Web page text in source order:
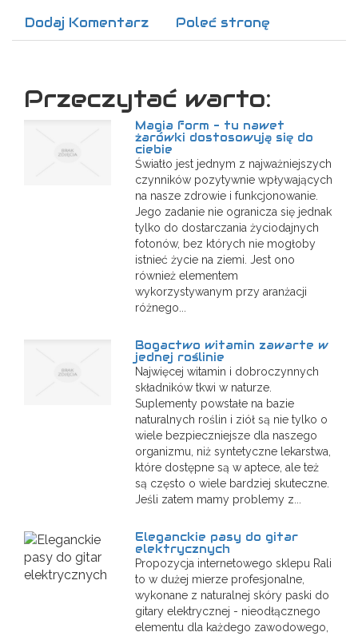
Dodaj Komentarz Poleć stronę
Przeczytać warto:
Magia form - tu nawet
żarówki dostosowują się do
ciebie
Światło jest jednym z najważniejszych
czynników pozytywnie wpływających
na nasze zdrowie i funkcjonowanie.
Jego zadanie nie ogranicza się jednak
tylko do dostarczania życiodajnych
fotonów, bez których nie mogłoby
istnieć życie na ziemi. Jest ono
również elementem
wykorzystywanym przy aranżacji
różnego...
Bogactwo witamin zawarte w
jednej roślinie
Najwięcej witamin i dobroczynnych
składników tkwi w naturze.
Suplementy powstałe na bazie
naturalnych roślin i ziół są nie tylko o
wiele bezpieczniejsze dla naszego
organizmu, niż syntetyczne lekarstwa,
które dostępne są w aptece, ale też
są często o wiele bardziej skuteczne.
Jeśli zatem mamy problemy z...
Eleganckie pasy do gitar
elektrycznych
Propozycja internetowego sklepu Rali
to w dużej mierze profesjonalne,
wykonane z naturalnej skóry paski do
gitary elektrycznej - nieodłącznego
elementu dla każdego zawodowego,